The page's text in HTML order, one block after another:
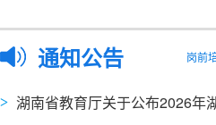
通知公告 岗前
湖南省教育厅关于公布2026年湖南省普通